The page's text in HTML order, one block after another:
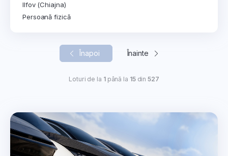
Ilfov (Chiajna)
Persoană fizică
Înapoi Înainte
Loturi de la 1până la 15din527